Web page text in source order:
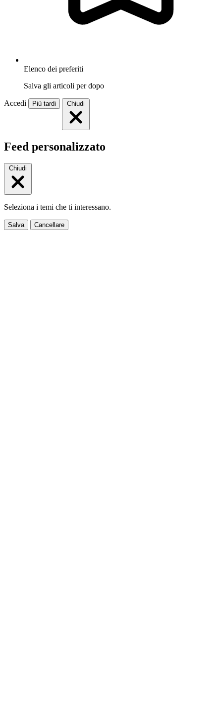
Elenco dei preferiti
Salva gli articoli per dopo
Accedi Più tardi Chiudi
Feed personalizzato
Chiudi
Seleziona i temi che ti interessano.
Salva Cancellare